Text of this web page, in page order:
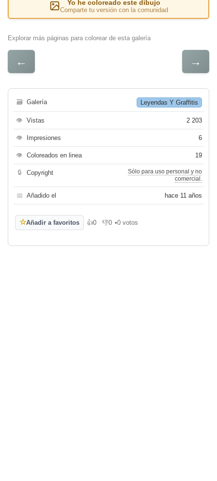
Yo he coloreado este dibujo
Comparte tu versión con la comunidad
Explorar más páginas para colorear de esta galería
← →
🗃 Galería Leyendas Y Graffitis
👁 Vistas 2 203
👁 Impresiones 6
👁 Coloreados en linea 19
🔒 Copyright
Sólo para uso personal y no
comercial.
📅 Añadido el hace 11 años
☆Añadir a favoritos 👍0
Me gusta
👎0
No me gusta
•0 votos